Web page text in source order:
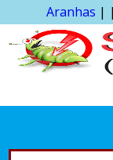
Aranhas | |